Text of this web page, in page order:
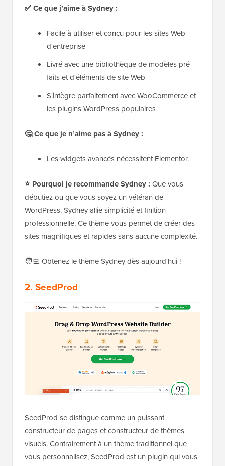
✅Ce que j’aime à Sydney :
Facile à utiliser et conçu pour les sites Web
d'entreprise
Livré avec une bibliothèque de modèles pré-
faits et d'éléments de site Web
S'intègre parfaitement avec WooCommerce et
les plugins WordPress populaires
🤔Ce que je n’aime pas à Sydney :
Les widgets avancés nécessitent Elementor.
⭐ Pourquoi je recommande Sydney : Que vous
débutiez ou que vous soyez un vétéran de
WordPress, Sydney allie simplicité et finition
professionnelle. Ce thème vous permet de créer des
sites magnifiques et rapides sans aucune complexité.
🧑‍💻 Obtenez le thème Sydney dès aujourd'hui !
2. SeedProd
SeedProd se distingue comme un puissant
constructeur de pages et constructeur de thèmes
visuels. Contrairement à un thème traditionnel que
vous personnalisez, SeedProd est un plugin qui vous